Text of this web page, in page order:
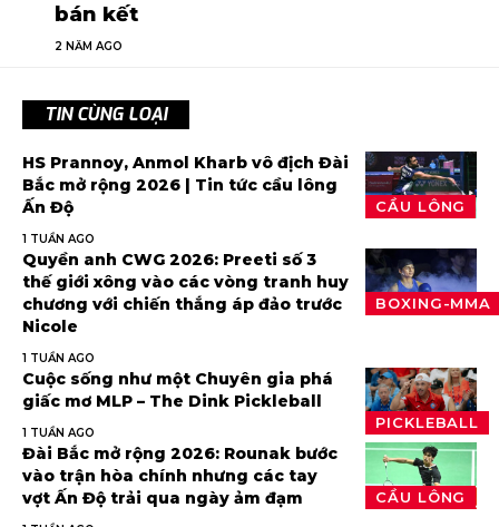
bán kết
2 NĂM AGO
TIN CÙNG LOẠI
CẦU LÔNG
HS Prannoy, Anmol Kharb vô địch Đài
Bắc mở rộng 2026 | Tin tức cầu lông
Ấn Độ
1 TUẦN AGO
BOXING-MMA
Quyền anh CWG 2026: Preeti số 3
thế giới xông vào các vòng tranh huy
chương với chiến thắng áp đảo trước
Nicole
1 TUẦN AGO
PICKLEBALL
Cuộc sống như một Chuyên gia phá
giấc mơ MLP – The Dink Pickleball
1 TUẦN AGO
CẦU LÔNG
Đài Bắc mở rộng 2026: Rounak bước
vào trận hòa chính nhưng các tay
vợt Ấn Độ trải qua ngày ảm đạm